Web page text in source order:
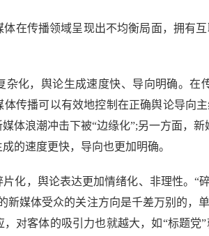
传播领域呈现出不均衡局面，拥有互
，舆论生成速度快、导向明确。在
传播可以有效地控制在正确舆论导向
体浪潮冲击下被“边缘化”;另一方面，
的速度更快，导向也更加明确。
，舆论表达更加情绪化、非理性。“
新媒体受众的关注方向是千差万别的
，对客体的吸引力也就越大，如“标题